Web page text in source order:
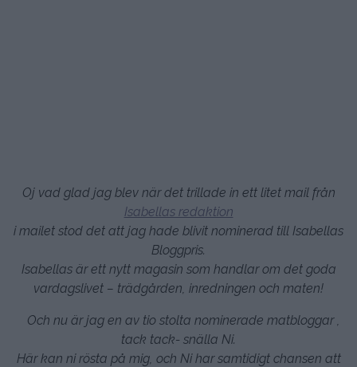
Oj vad glad jag blev när det trillade in ett litet mail från
Isabellas redaktion
i mailet stod det att jag hade blivit nominerad till Isabellas
Bloggpris.
Isabellas är ett nytt magasin som handlar om det goda
vardagslivet – trädgården, inredningen och maten!
Och nu är jag en av tio stolta nominerade matbloggar ,
tack tack- snälla Ni.
Här kan ni rösta på mig, och Ni har samtidigt chansen att